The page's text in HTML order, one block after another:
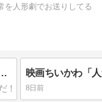
を人形劇でお送りしてる
と太陽を満喫するDIO様
8日前